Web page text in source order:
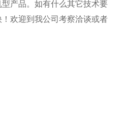
产品。如有什么其它技术要
欢迎到我公司考察洽谈或者